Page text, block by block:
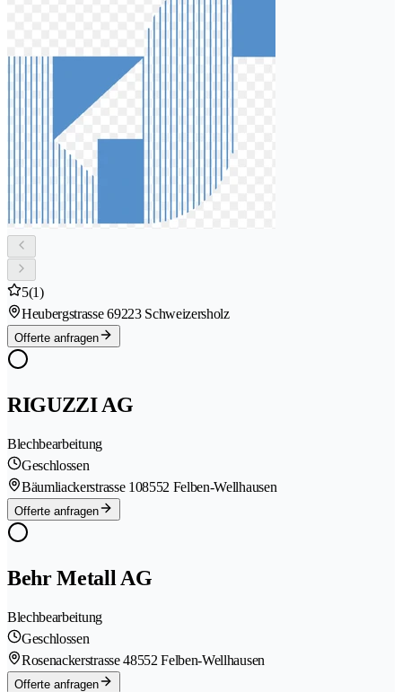
5(1)
Heubergstrasse 69223 Schweizersholz
Offerte anfragen
RIGUZZI AG
Blechbearbeitung
Geschlossen
Bäumliackerstrasse 108552 Felben-Wellhausen
Offerte anfragen
Behr Metall AG
Blechbearbeitung
Geschlossen
Rosenackerstrasse 48552 Felben-Wellhausen
Offerte anfragen